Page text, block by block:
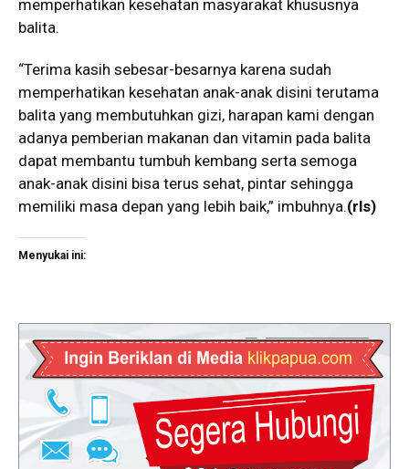
memperhatikan kesehatan masyarakat khususnya
balita.
“Terima kasih sebesar-besarnya karena sudah
memperhatikan kesehatan anak-anak disini terutama
balita yang membutuhkan gizi, harapan kami dengan
adanya pemberian makanan dan vitamin pada balita
dapat membantu tumbuh kembang serta semoga
anak-anak disini bisa terus sehat, pintar sehingga
memiliki masa depan yang lebih baik,” imbuhnya.(rls)
Menyukai ini: